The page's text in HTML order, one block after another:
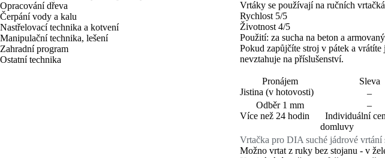
Opracování dřeva
Čerpání vody a kalu
Nastřelovací technika a kotvení
Manipulační technika, lešení
Zahradní program
Ostatní technika
Vrtáky se používají na ručních
Rychlost 5/5
Životnost 4/5
Použití: za sucha na beton a
Pokud zapůjčíte stroj v pátek a
nevztahuje na příslušenství.
Pronájem Sleva
Jistina (v hotovosti)
–
Odběr 1 mm
–
Více než 24 hodin
Individuální
domluvy
Vrtačka pro DIA suché jádrové vrtání
Možno vrtat z ruky bez stojanu - v